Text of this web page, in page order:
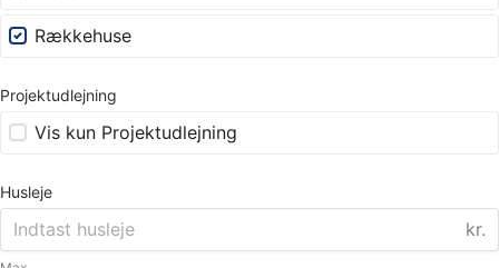
Rækkehuse
Projektudlejning
Vis kun Projektudlejning
Husleje
kr.